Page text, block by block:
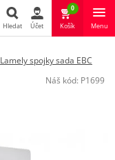
Hledat
Hledat Účet
0
Košík Menu
Lamely spojky sada EBC
Náš kód: P1699